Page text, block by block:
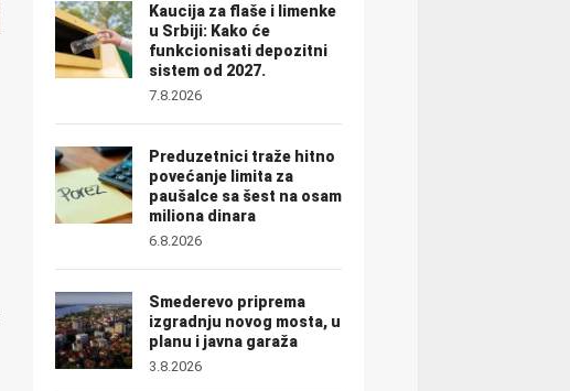
Kaucija za flaše i limenke
u Srbiji: Kako će
funkcionisati depozitni
sistem od 2027.
7.8.2026
Preduzetnici traže hitno
povećanje limita za
paušalce sa šest na osam
miliona dinara
6.8.2026
Smederevo priprema
izgradnju novog mosta, u
planu i javna garaža
3.8.2026